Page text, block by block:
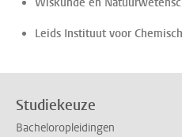
Leids Instituut voor
Studiekeuze
Bacheloropleidingen